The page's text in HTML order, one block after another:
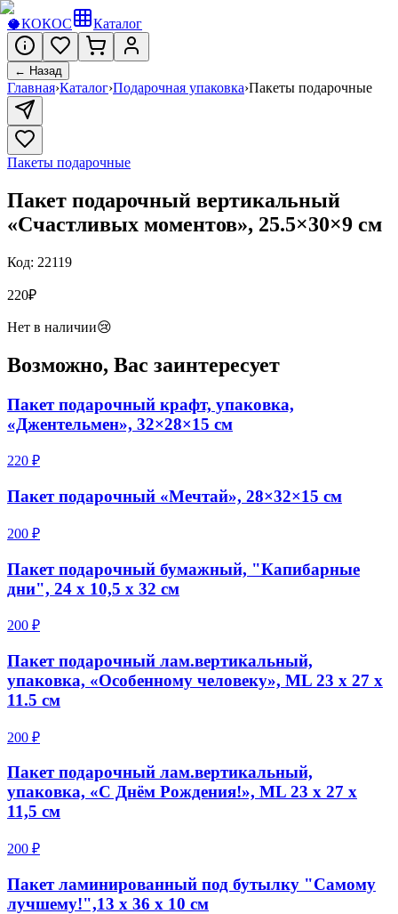
🥥КОКОС Каталог
← Назад
Главная›Каталог›Подарочная упаковка›Пакеты подарочные
Пакеты подарочные
Пакет подарочный вертикальный
«Счастливых моментов», 25.5×30×9 см
Код: 22119
220₽
Нет в наличии😢
Возможно, Вас заинтересует
Пакет подарочный крафт, упаковка,
«Джентельмен», 32×28×15 см
220 ₽
Пакет подарочный «Мечтай», 28×32×15 см
200 ₽
Пакет подарочный бумажный, "Капибарные
дни", 24 х 10,5 х 32 см
200 ₽
Пакет подарочный лам.вертикальный,
упаковка, «Особенному человеку», ML 23 х 27 х
11.5 см
200 ₽
Пакет подарочный лам.вертикальный,
упаковка, «С Днём Рождения!», ML 23 х 27 х
11,5 см
200 ₽
Пакет ламинированный под бутылку "Самому
лучшему!",13 х 36 х 10 см